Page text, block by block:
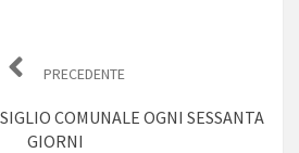
PRECEDENTE
COMUNALE OGNI SESSANTA
GIORNI